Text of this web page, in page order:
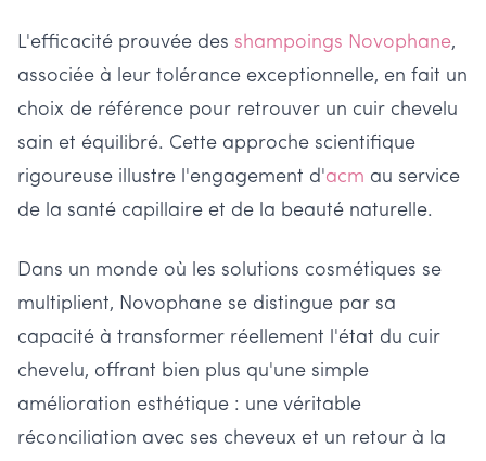
L'efficacité prouvée des shampoings Novophane,
associée à leur tolérance exceptionnelle, en fait un
choix de référence pour retrouver un cuir chevelu
sain et équilibré. Cette approche scientifique
rigoureuse illustre l'engagement d'acm au service
de la santé capillaire et de la beauté naturelle.
Dans un monde où les solutions cosmétiques se
multiplient, Novophane se distingue par sa
capacité à transformer réellement l'état du cuir
chevelu, offrant bien plus qu'une simple
amélioration esthétique : une véritable
réconciliation avec ses cheveux et un retour à la